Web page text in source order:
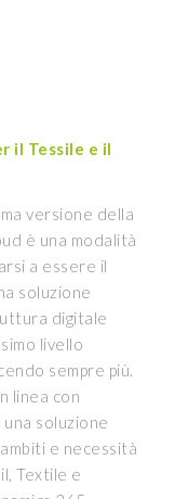
il Tessile e il
versione della
è una modalità
a essere il
soluzione
digitale
livello
sempre più.
linea con
soluzione
e necessità
Textile e